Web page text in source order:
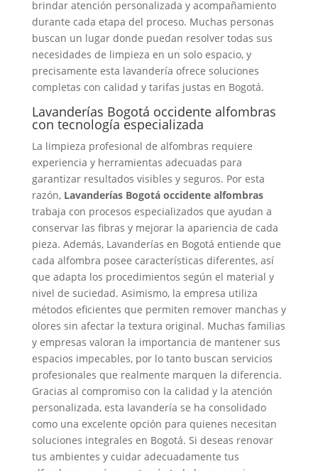
brindar atención personalizada y acompañamiento
durante cada etapa del proceso. Muchas personas
buscan un lugar donde puedan resolver todas sus
necesidades de limpieza en un solo espacio, y
precisamente esta lavandería ofrece soluciones
completas con calidad y tarifas justas en Bogotá.
Lavanderías Bogotá occidente alfombras
con tecnología especializada
La limpieza profesional de alfombras requiere
experiencia y herramientas adecuadas para
garantizar resultados visibles y seguros. Por esta
razón, Lavanderías Bogotá occidente alfombras
trabaja con procesos especializados que ayudan a
conservar las fibras y mejorar la apariencia de cada
pieza. Además, Lavanderías en Bogotá entiende que
cada alfombra posee características diferentes, así
que adapta los procedimientos según el material y
nivel de suciedad. Asimismo, la empresa utiliza
métodos eficientes que permiten remover manchas y
olores sin afectar la textura original. Muchas familias
y empresas valoran la importancia de mantener sus
espacios impecables, por lo tanto buscan servicios
profesionales que realmente marquen la diferencia.
Gracias al compromiso con la calidad y la atención
personalizada, esta lavandería se ha consolidado
como una excelente opción para quienes necesitan
soluciones integrales en Bogotá. Si deseas renovar
tus ambientes y cuidar adecuadamente tus